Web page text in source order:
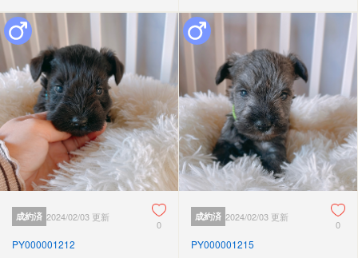
成約済 2024/02/03 更新
0
PY000001212
成約済 2024/02/03 更新
0
PY000001215